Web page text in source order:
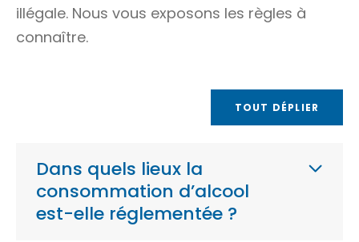
illégale. Nous vous exposons les règles à
connaître.
TOUT DÉPLIER
Dans quels lieux la
consommation d’alcool
est-elle réglementée ?